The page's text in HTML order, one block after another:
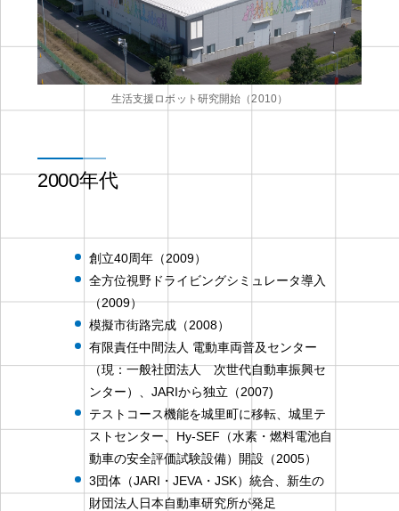
生活支援ロボット研究開始（2010）
2000年代
創立40周年（2009）
全方位視野ドライビングシミュレータ導入
（2009）
模擬市街路完成（2008）
有限責任中間法人 電動車両普及センター
（現：一般社団法人 次世代自動車振興セ
ンター）、JARIから独立（2007)
テストコース機能を城里町に移転、城里テ
ストセンター、Hy-SEF（水素・燃料電池自
動車の安全評価試験設備）開設（2005）
3団体（JARI・JEVA・JSK）統合、新生の
財団法人日本自動車研究所が発足